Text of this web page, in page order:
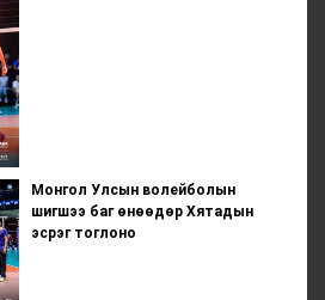
Монгол Улсын волейболын
шигшээ баг өнөөдөр Хятадын
эсрэг тоглоно